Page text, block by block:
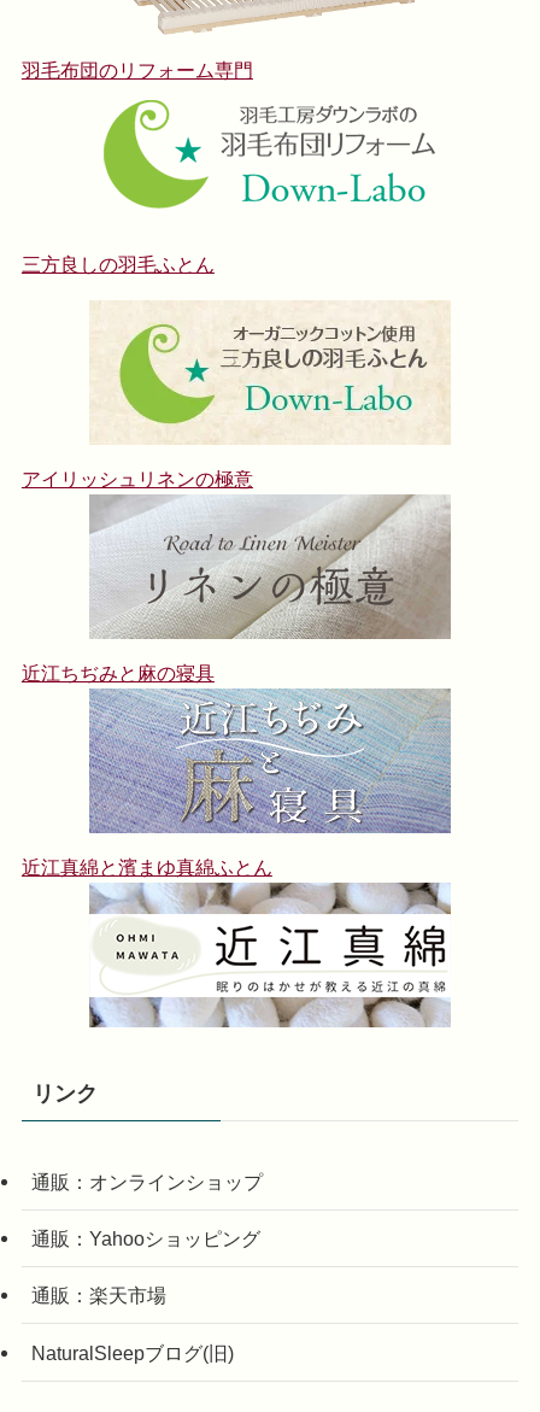
羽毛布団のリフォーム専門
三方良しの羽毛ふとん
アイリッシュリネンの極意
近江ちぢみと麻の寝具
近江真綿と濱まゆ真綿ふとん
リンク
通販：オンラインショップ
通販：Yahooショッピング
通販：楽天市場
NaturalSleepブログ(旧)